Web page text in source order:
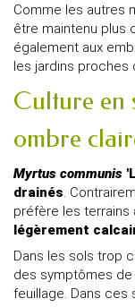
Comme les autres
être maintenu plus
également aux
les jardins proches
Culture en
ombre
Myrtus communis
drainés.
préfère les terrains
légèrement
Dans les sols trop
des symptômes
feuillage. Dans ces